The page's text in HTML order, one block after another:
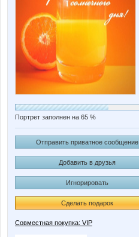
Портрет заполнен на 65 %
Отправить приватное сообщение
Добавить в друзья
Игнорировать
Сделать подарок
Совместная покупка: VIP